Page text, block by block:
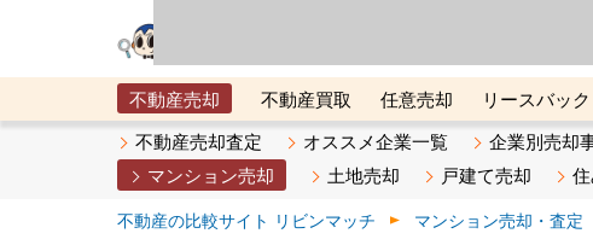
不動産売却 不動産買取 任意売却 リースバック
メタ住宅展示場
ベスト不動産カンパニー オンライ
不動産売却査定 オススメ企業一覧 企業別売却
マンション売却
土地売却 戸建て売却
不動産の比較サイト リビンマッチ マンション売却・査定